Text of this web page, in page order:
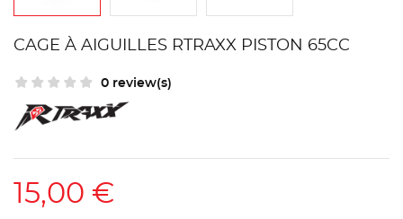
CAGE À AIGUILLES RTRAXX PISTON 65CC
0 review(s)
15,00 €